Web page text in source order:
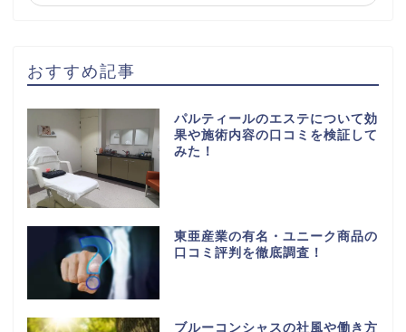
おすすめ記事
パルティールのエステについて効
果や施術内容の口コミを検証して
みた！
東亜産業の有名・ユニーク商品の
口コミ評判を徹底調査！
ブルーコンシャスの社風や働き方